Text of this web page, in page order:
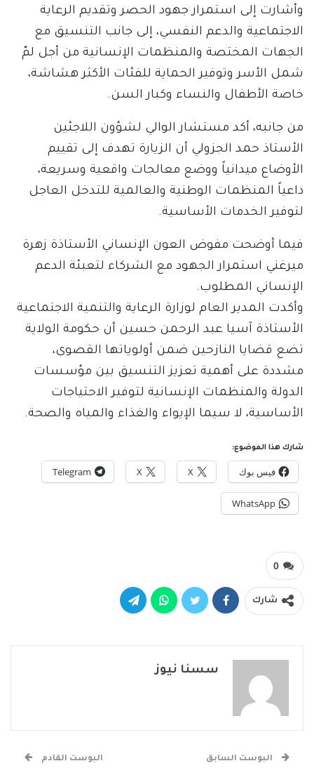
وأشارت إلى استمرار جهود الحصر وتقديم الرعاية
الاجتماعية والدعم النفسي، إلى جانب التنسيق مع
الجهات المختصة والمنظمات الإنسانية من أجل لمّ
شمل الأسر وتوفير الحماية للفئات الأكثر هشاشة،
خاصة الأطفال والنساء وكبار السن.
من جانبه، أكد مستشار الوالي لشؤون اللاجئين
الأستاذ حمد الجزولي أن الزيارة تهدف إلى تقييم
الأوضاع ميدانياً ووضع معالجات واقعية وسريعة،
داعياً المنظمات الوطنية والعالمية للتدخل العاجل
لتوفير الخدمات الأساسية.
فيما أوضحت مفوض العون الإنساني الأستاذة زهرة
ميرغني استمرار الجهود مع الشركاء لتعبئة الدعم
الإنساني المطلوب.
وأكدت المدير العام لوزارة الرعاية والتنمية الاجتماعية
الأستاذة آسيا عبد الرحمن حسين أن حكومة الولاية
تضع قضايا النازحين ضمن أولوياتها القصوى،
مشددة على أهمية تعزيز التنسيق بين مؤسسات
الدولة والمنظمات الإنسانية لتوفير الاحتياجات
الأساسية، لا سيما الإيواء والغذاء والمياه والصحة.
شارك هذا الموضوع:
فيس بوك X
X
Telegram
WhatsApp
0
شارك
سسنا نيوز
البوست السابق البوست القادم